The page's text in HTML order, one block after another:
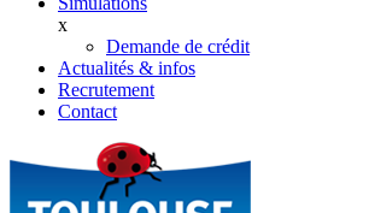
x
Demande de crédit
Actualités & infos
Recrutement
Contact